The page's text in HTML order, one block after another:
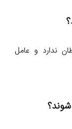
ندارد و عامل